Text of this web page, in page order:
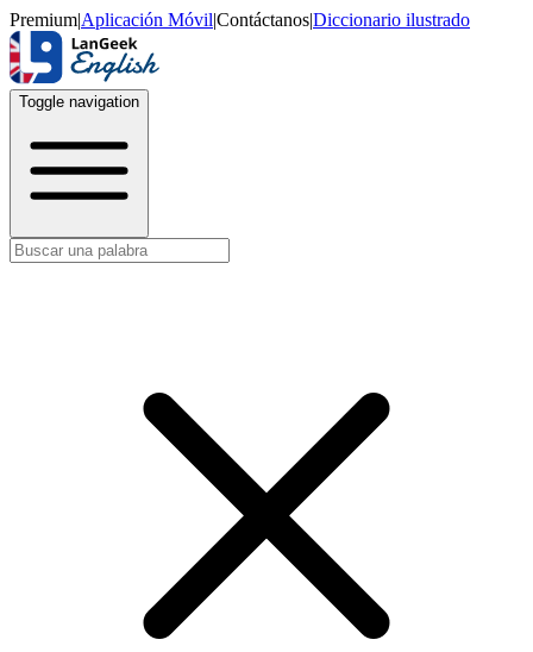
Premium|Aplicación Móvil|Contáctanos|Diccionario ilustrado
Toggle navigation